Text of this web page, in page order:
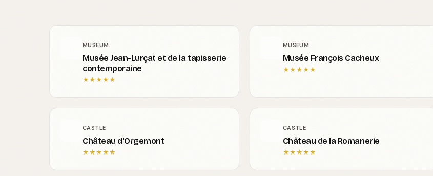
MUSEUM
Musée Jean-Lurçat et de la tapisserie
contemporaine
★★★★★
MUSEUM
Musée François Cacheux
★★★★★
CASTLE
Château d'Orgemont
★★★★★
CASTLE
Château de la Romanerie
★★★★★